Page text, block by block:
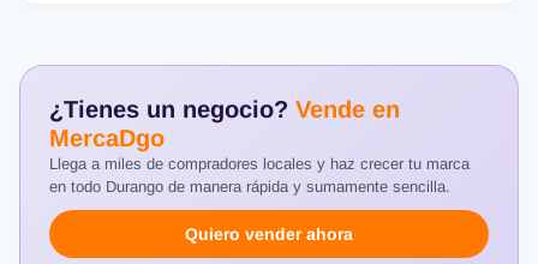
¿Tienes un negocio? Vende en
MercaDgo
Llega a miles de compradores locales y haz crecer tu marca
en todo Durango de manera rápida y sumamente sencilla.
Quiero vender ahora